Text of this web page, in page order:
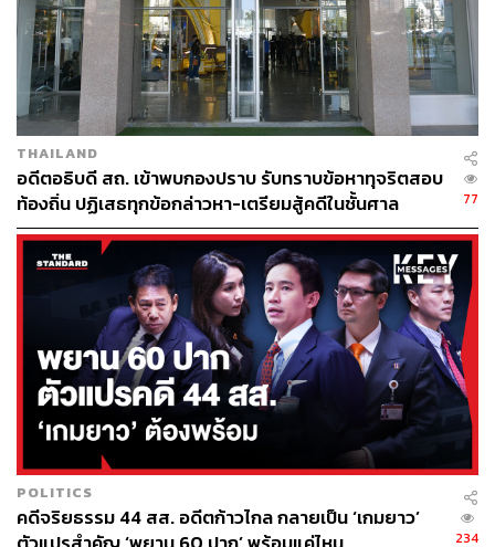
พลวุฒิ สงสกุล
Content creator การเมือง ประจำสำนักข่าว
THE STANDARD
THAILAND
อดีตอธิบดี สถ. เข้าพบกองปราบ รับทราบข้อหาทุจริตสอบ
ท้องถิ่น ปฏิเสธทุกข้อกล่าวหา-เตรียมสู้คดีในชั้นศาล
77
POLITICS
คดีจริยธรรม 44 สส. อดีตก้าวไกล กลายเป็น ‘เกมยาว’
234